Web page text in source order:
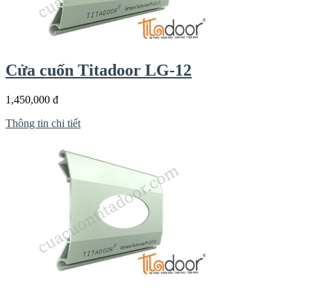
Cửa cuốn Titadoor LG-12
1,450,000 đ
Thông tin chi tiết